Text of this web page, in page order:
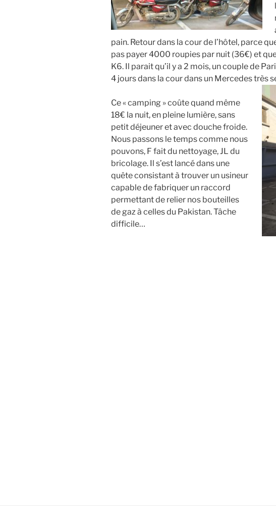
pain. Retour dans la cour de l’hôtel, parce
pas payer 4000 roupies par nuit (36€) et
K6. Il parait qu’il y a 2 mois, un couple de
4 jours dans la cour dans un Mercedes très
Ce « camping » coûte quand même
18€ la nuit, en pleine lumière, sans
petit déjeuner et avec douche froide.
Nous passons le temps comme nous
pouvons, F fait du nettoyage, JL du
bricolage. Il s’est lancé dans une
quête consistant à trouver un usineur
capable de fabriquer un raccord
permettant de relier nos bouteilles
de gaz à celles du Pakistan. Tâche
difficile…